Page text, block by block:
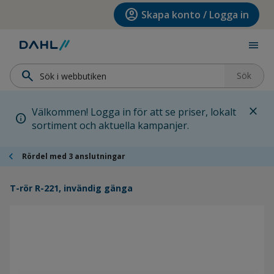
Hoppa till huvudinnehållet account_circle Skapa konto / Logga in
menu
search Sök
info Välkommen! Logga in för att se priser, lokalt
sortiment och aktuella kampanjer.
close
chevron_left Rördel med 3 anslutningar
T-rör R-221, invändig gänga